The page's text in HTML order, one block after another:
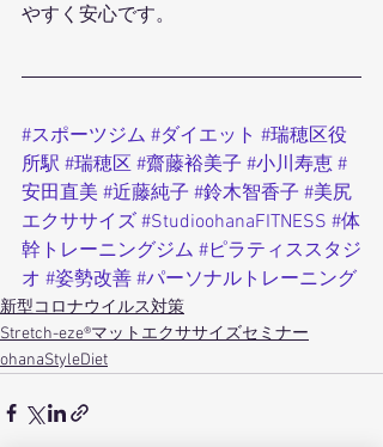
やすく安心です。
#スポーツジム #ダイエット #瑞穂区役
所駅 #瑞穂区 #齋藤裕美子 #小川寿恵 #
安田直美 #近藤純子 #鈴木智香子 #美尻
エクササイズ #StudioohanaFITNESS #体
幹トレーニングジム #ピラティススタジ
オ #姿勢改善 #パーソナルトレーニング
新型コロナウイルス対策
Stretch-eze®マットエクササイズセミナー
ohanaStyleDiet